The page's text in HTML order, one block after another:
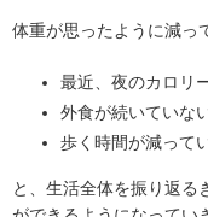
体重が思ったように減っ
最近、夜のカロリ
外食が続いていな
歩く時間が減って
と、生活全体を振り返る